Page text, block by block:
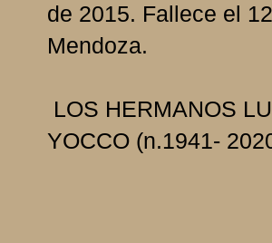
de 2015. Fallece el
Mendoza.
LOS HERMANOS
YOCCO (n.1941-